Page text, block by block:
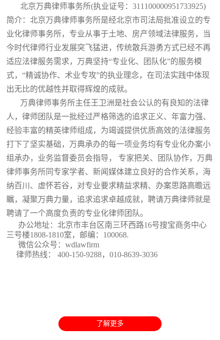
北京万典律师事务所(执业证号：311100000951733925)
简介：北京万典律师事务所是经北京市司法局批准设立的专
业化律师事务所，专业从事于土地、房产领域法律服务，当
今时代律师行业发展突飞猛进，传统散兵游勇方式已经不再
适应法律服务需求，万典坚持“专业化、团队化”的服务模
式，“精诚协作、术业专攻”的执业理念，在司法实践中体现
出无比的优越性并取得辉煌的成就。
万典律师事务所主任王卫洲是社会公认的有良知的法律
人，律师团队是一批经过严格筛选的追求正义、年富力强、
经验丰富的精英律师组成，为竭诚提供优质高效的法律服务
打下了坚实基础，万典承办的每一项业务均有专业化办案小
组承办，业务监督委员会指导， 专家把关、团队协作，万典
律师事务所同专家学者、新闻媒体建立良好的合作关系，海
纳百川、虚怀若谷，对专业要求精益求精、办案思路高瞻远
瞩，凝聚万典力量，追求追求卓越成就，聘请万典律师就是
聘请了一个高度负责的专业化律师团队。
办公地址：北京市丰台区南三环西路16号搜宝商务中心
三号楼1808-1810室 ，邮编：100068.
微信公众号：wdlawfirm
律师热线： 400-150-9288，010-8639-3036
了解更多